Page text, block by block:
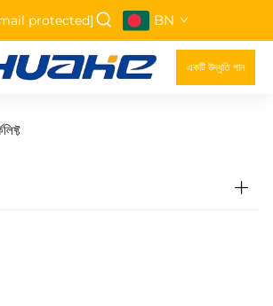
protected] BN
একটি উদ্ধৃতি পান